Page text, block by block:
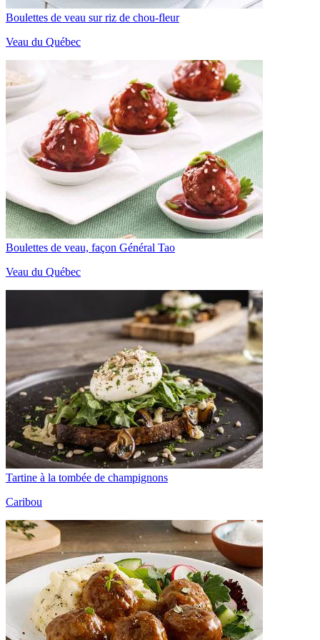
Boulettes de veau sur riz de chou-fleur
Veau du Québec
Boulettes de veau, façon Général Tao
Veau du Québec
Tartine à la tombée de champignons
Caribou